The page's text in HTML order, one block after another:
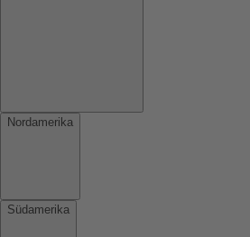
Nordamerika
Südamerika